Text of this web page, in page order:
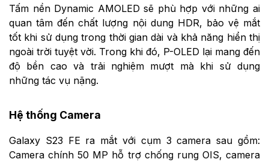
Tấm nền Dynamic AMOLED sẽ phù hợp với những ai
quan tâm đến chất lượng nội dung HDR, bảo vệ mắt
tốt khi sử dụng trong thời gian dài và khả năng hiển thị
ngoài trời tuyệt vời. Trong khi đó, P-OLED lại mang đến
độ bền cao và trải nghiệm mượt mà khi sử dụng
những tác vụ nặng.
Hệ thống Camera
Galaxy S23 FE ra mắt với cụm 3 camera sau gồm:
Camera chính 50 MP hỗ trợ chống rung OIS, camera